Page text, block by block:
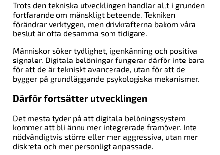
Trots den tekniska utvecklingen handlar allt i grunden
fortfarande om mänskligt beteende. Tekniken
förändrar verktygen, men drivkrafterna bakom våra
beslut är ofta desamma som tidigare.
Människor söker tydlighet, igenkänning och positiva
signaler. Digitala belöningar fungerar därför inte bara
för att de är tekniskt avancerade, utan för att de
bygger på grundläggande psykologiska mekanismer.
Därför fortsätter utvecklingen
Det mesta tyder på att digitala belöningssystem
kommer att bli ännu mer integrerade framöver. Inte
nödvändigtvis större eller mer aggressiva, utan mer
diskreta och mer personligt anpassade.